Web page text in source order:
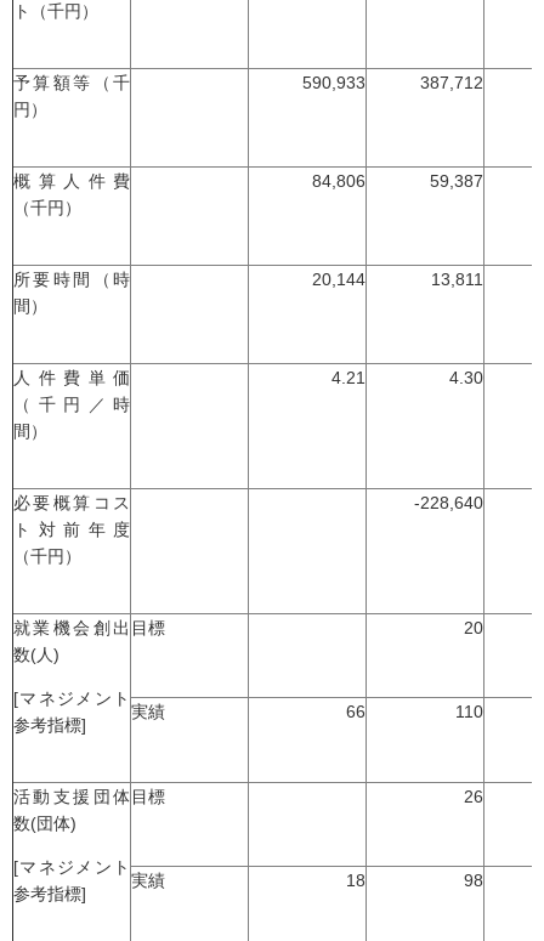
ト（千円）
予算額等（千
円）
590,933 387,712
概算人件費
（千円）
84,806 59,387
所要時間（時
間）
20,144 13,811
人件費単価
（千円／時
間）
4.21 4.30
必要概算コス
ト対前年度
（千円）
-228,640
就業機会創出
数(人)
[マネジメント
参考指標]
目標 20
実績 66 110
活動支援団体
数(団体)
[マネジメント
参考指標]
目標 26
実績 18 98